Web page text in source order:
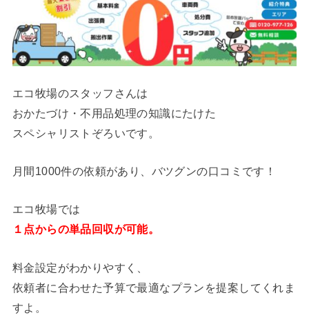
エコ牧場のスタッフさんは
おかたづけ・不用品処理の知識にたけた
スペシャリストぞろいです。
月間1000件の依頼があり、バツグンの口コミです！
エコ牧場では
１点からの単品回収が可能。
料金設定がわかりやすく、
依頼者に合わせた予算で最適なプランを提案してくれま
すよ。